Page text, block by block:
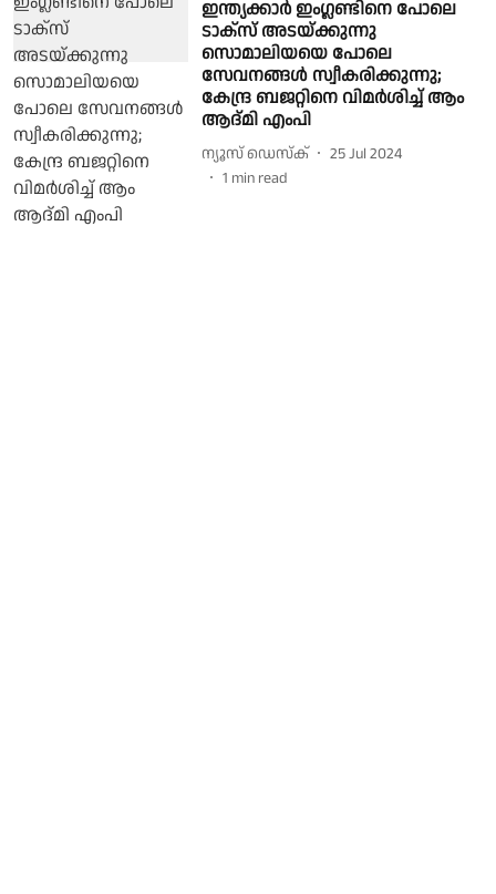
ഇന്ത്യക്കാർ ഇംഗ്ലണ്ടിനെ പോലെ
ടാക്‌സ് അടയ്ക്കുന്നു
സൊമാലിയയെ പോലെ
സേവനങ്ങള്‍ സ്വീകരിക്കുന്നു;
കേന്ദ്ര ബജറ്റിനെ വിമർശിച്ച് ആം
ആദ്മി എംപി
ന്യൂസ് ഡെസ്ക്
25 Jul 2024
1 min read